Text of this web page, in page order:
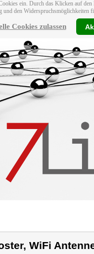
ein. Durch das Klicken auf
und den Widerspruchsmöglichkeiten
Cookies zulassen
WiFi